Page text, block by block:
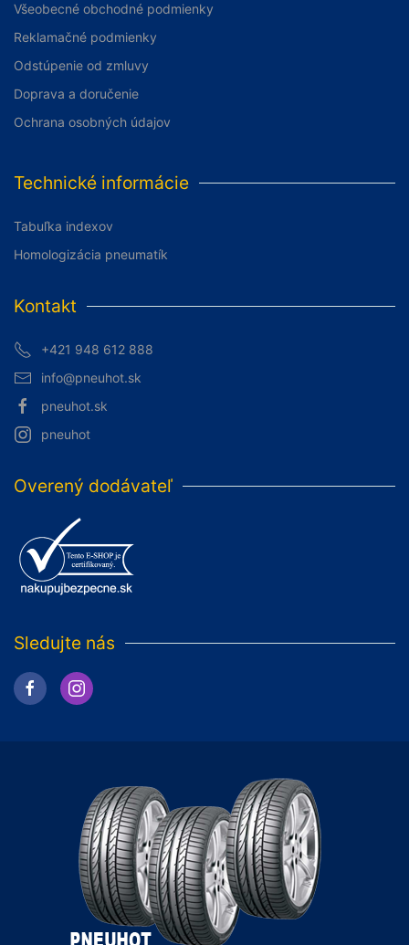
Všeobecné obchodné podmienky
Reklamačné podmienky
Odstúpenie od zmluvy
Doprava a doručenie
Ochrana osobných údajov
Technické informácie
Tabuľka indexov
Homologizácia pneumatík
Kontakt
+421 948 612 888
info@pneuhot.sk
pneuhot.sk
pneuhot
Overený dodávateľ
Sledujte nás